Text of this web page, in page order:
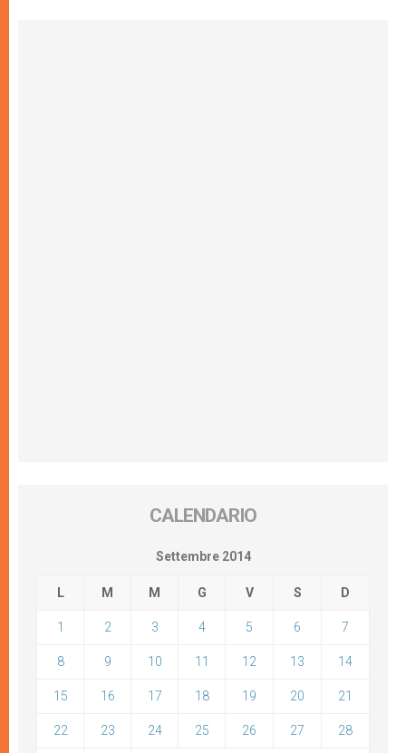
CALENDARIO
Settembre 2014
L M M G V S D
1 2 3 4 5 6 7
8 9 10 11 12 13 14
15 16 17 18 19 20 21
22 23 24 25 26 27 28